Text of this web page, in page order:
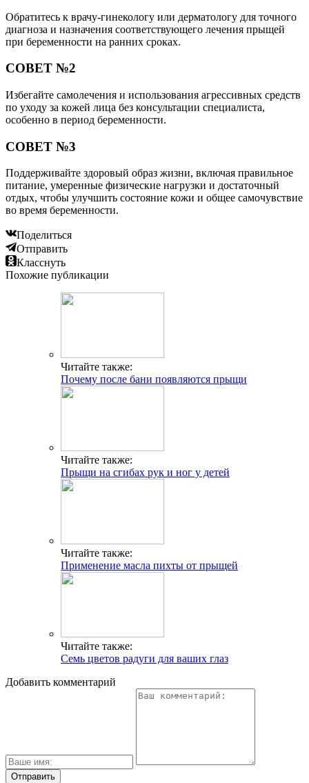
Обратитесь к врачу-гинекологу или дерматологу для точного
диагноза и назначения соответствующего лечения прыщей
при беременности на ранних сроках.
СОВЕТ №2
Избегайте самолечения и использования агрессивных средств
по уходу за кожей лица без консультации специалиста,
особенно в период беременности.
СОВЕТ №3
Поддерживайте здоровый образ жизни, включая правильное
питание, умеренные физические нагрузки и достаточный
отдых, чтобы улучшить состояние кожи и общее самочувствие
во время беременности.
Поделиться
Отправить
Класснуть
Похожие публикации
Читайте также:
Почему после бани появляются прыщи
Читайте также:
Прыщи на сгибах рук и ног у детей
Читайте также:
Применение масла пихты от прыщей
Читайте также:
Семь цветов радуги для ваших глаз
Добавить комментарий